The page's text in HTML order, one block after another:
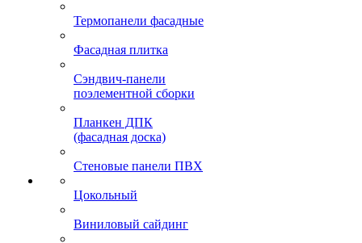
Термопанели фасадные
Фасадная плитка
Сэндвич-панели
поэлементной сборки
Планкен ДПК
(фасадная доска)
Стеновые панели ПВХ
Цокольный
Виниловый сайдинг